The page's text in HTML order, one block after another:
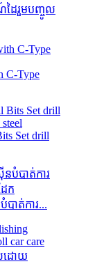
ៃរួមបញ្ចូល
C-Type
Set drill
ាត់ការ...
ល់ដោយ